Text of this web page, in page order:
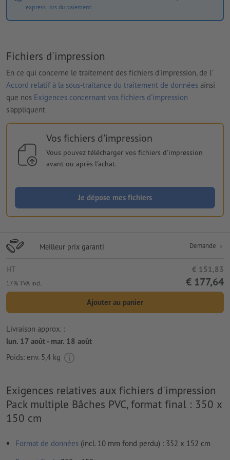
express lors du paiement.
Fichiers d'impression
En ce qui concerne le traitement des fichiers d'impression, de l'
Accord relatif à la sous-traitance du traitement de données ainsi
que nos Exigences concernant vos fichiers d'impression
s'appliquent
Vos fichiers d'impression
Vous pouvez télécharger vos fichiers d'impression
avant ou après l'achat.
Je dépose mes fichiers
Meilleur prix garanti Demande
HT € 151,83
17% TVA incl. € 177,64
Ajouter au panier
Livraison approx. :
lun. 17 août - mar. 18 août
Poids: env. 5,4 kg
Exigences relatives aux fichiers d'impression
Pack multiple Bâches PVC, format final : 350 x
150 cm
Format de données (incl. 10 mm fond perdu) : 352 x 152 cm